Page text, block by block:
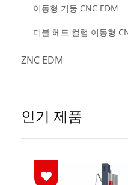
이동형 기둥 CNC EDM
더블 헤드 컬럼 이동형
ZNC EDM
인기 제품